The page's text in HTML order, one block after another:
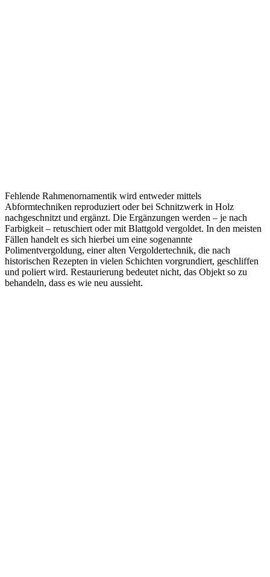
Fehlende Rahmenornamentik wird entweder mittels
Abformtechniken reproduziert oder bei Schnitzwerk in Holz
nachgeschnitzt und ergänzt. Die Ergänzungen werden – je nach
Farbigkeit – retuschiert oder mit Blattgold vergoldet. In den meisten
Fällen handelt es sich hierbei um eine sogenannte
Polimentvergoldung, einer alten Vergoldertechnik, die nach
historischen Rezepten in vielen Schichten vorgrundiert, geschliffen
und poliert wird. Restaurierung bedeutet nicht, das Objekt so zu
behandeln, dass es wie neu aussieht.